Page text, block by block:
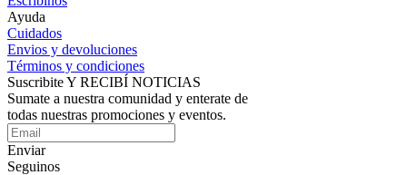
Ayuda
Cuidados
Envios y devoluciones
Términos y condiciones
Suscribite Y RECIBÍ NOTICIAS
Sumate a nuestra comunidad y enterate de
todas nuestras promociones y eventos.
Enviar
Seguinos